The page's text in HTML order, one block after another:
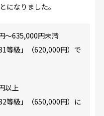
になりました。
～635,000円未満
等級」（620,000円）で
以上
等級」（650,000円）に